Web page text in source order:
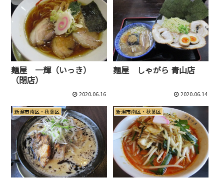
麺屋 一輝（いっき）
（閉店）
2020.06.16
麵屋 しゃがら 青山店
2020.06.14
新潟市南区・秋葉区 新潟市南区・秋葉区